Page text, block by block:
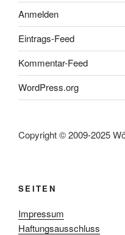
Anmelden
Eintrags-Feed
Kommentar-Feed
WordPress.org
Copyright © 2009-2025
SEITEN
Impressum
Haftungsausschluss